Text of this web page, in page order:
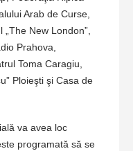
Arab de Curse,
New London”,
Prahova,
Toma Caragiu,
Ploieşti şi Casa de
va avea loc
programată să se